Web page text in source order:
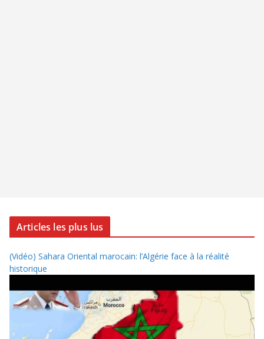
Articles les plus lus
(Vidéo) Sahara Oriental marocain: l’Algérie face à la réalité
historique